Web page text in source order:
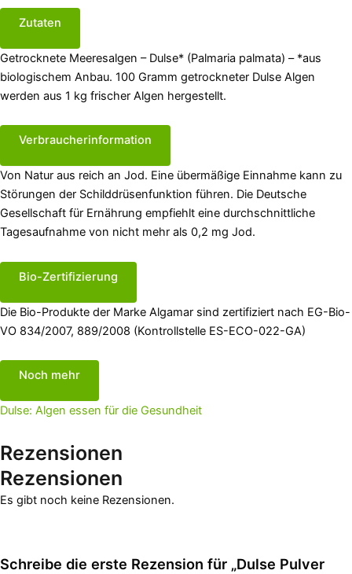
Zutaten
Getrocknete Meeresalgen – Dulse* (Palmaria palmata) – *aus
biologischem Anbau. 100 Gramm getrockneter Dulse Algen
werden aus 1 kg frischer Algen hergestellt.
Verbraucherinformation
Von Natur aus reich an Jod. Eine übermäßige Einnahme kann zu
Störungen der Schilddrüsenfunktion führen. Die Deutsche
Gesellschaft für Ernährung empfiehlt eine durchschnittliche
Tagesaufnahme von nicht mehr als 0,2 mg Jod.
Bio-Zertifizierung
Die Bio-Produkte der Marke Algamar sind zertifiziert nach EG-Bio-
VO 834/2007, 889/2008 (Kontrollstelle ES-ECO-022-GA)
Noch mehr
Dulse: Algen essen für die Gesundheit
Rezensionen
Rezensionen
Es gibt noch keine Rezensionen.
Schreibe die erste Rezension für „Dulse Pulver